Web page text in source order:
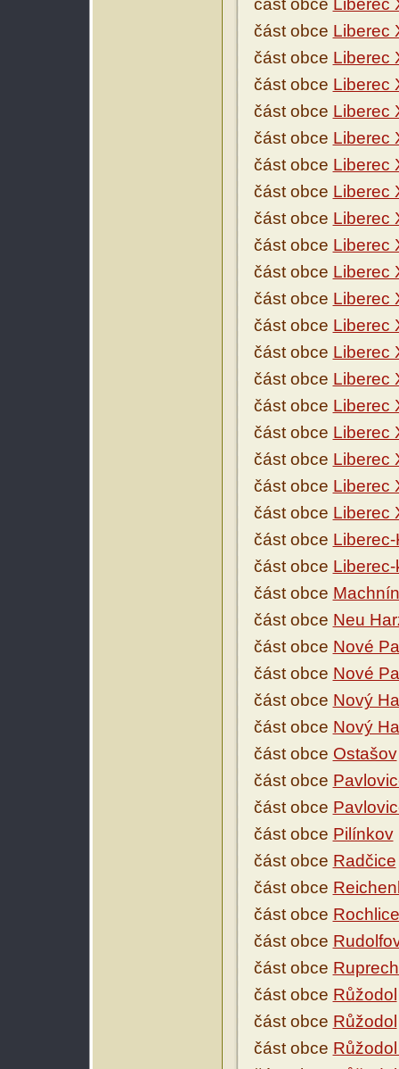
část obce Liberec
část obce Liberec
část obce Liberec
část obce Liberec
část obce Liberec
část obce Liberec
část obce Liberec
část obce Liberec
část obce Liberec
část obce Liberec
část obce Liberec
část obce Liberec
část obce Liberec
část obce Liberec
část obce Liberec
část obce Liberec
část obce Liberec
část obce Liberec
část obce Liberec
část obce Liberec
část obce
část obce
část obce Machnín
část obce Neu
část obce Nové
část obce Nové
část obce Nový
část obce Nový
část obce Ostašov
část obce
část obce
část obce Pilínkov
část obce Radčice
část obce
část obce Rochlice
část obce
část obce
část obce Růžodol
část obce Růžodol
část obce